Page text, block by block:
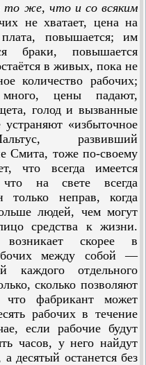
то же, что и со всяким
не хватает, цена на
повышается; им
браки, повышается
в живых, пока не
количество рабочих;
цены падают,
голод и вызванные
«избыточное
развивший
Смита, тоже по-своему
что всегда имеется
что на свете всегда
неправ, когда
людей, чем могут
средства к жизни.
возникает скорее в
между собой —
каждого отдельного
сколько позволяют
фабрикант может
рабочих в течение
если рабочие будут
часов, у него найдут
десятый останется без